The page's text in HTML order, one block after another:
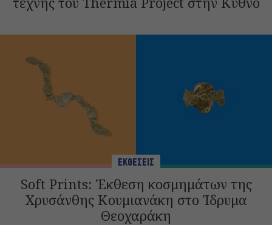
ΕΚΘΕΣΕΙΣ
Soft Prints: Έκθεση κοσμημάτων της
Χρυσάνθης Κουμιανάκη στο Ίδρυμα
Θεοχαράκη